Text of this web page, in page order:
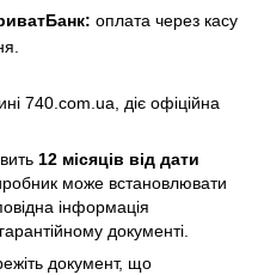
оплата через касу
740.com.ua, діє офіційна
12 місяців від дати
може встановлювати
інформація
документі.
документ, що